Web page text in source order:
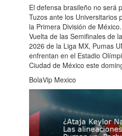
El defensa brasileño no será
Tuzos ante los Universitarios
la Primera División de
Vuelta de las Semifinales de
2026 de la Liga MX, Pumas
enfrentan en el Estadio
Ciudad de México este
BolaVip Mexico